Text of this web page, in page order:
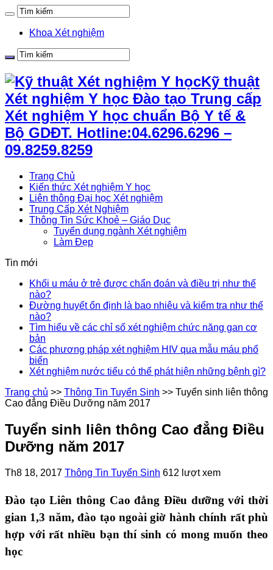
Khoa Xét nghiệm
Kỹ thuật
Xét nghiệm Y học Đào tạo Trung cấp
Xét nghiệm Y học chuẩn Bộ Y tế &
Bộ GDĐT. Hotline:04.6296.6296 –
09.8259.8259
Trang Chủ
Kiến thức Xét nghiệm Y học
Liên thông Đại học Xét nghiệm
Trung Cấp Xét Nghiệm
Thông Tin Sức Khoẻ – Giáo Dục
Tuyển dụng ngành Xét nghiệm
Làm Đẹp
Tin mới
Khối u máu ở trẻ được chẩn đoán và điều trị như thế
nào?
Đường huyết ổn định là bao nhiêu và kiểm tra như thế
nào?
Tìm hiểu về các chỉ số xét nghiệm chức năng gan cơ
bản
Các phương pháp xét nghiệm HIV qua mẫu máu phổ
biến
Xét nghiệm nước tiểu có thể phát hiện những bệnh gì?
Trang chủ >> Thông Tin Tuyển Sinh >> Tuyển sinh liên thông
Cao đẳng Điều Dưỡng năm 2017
Tuyển sinh liên thông Cao đẳng Điều
Dưỡng năm 2017
Th8 18, 2017 Thông Tin Tuyển Sinh 612 lượt xem
Đào tạo Liên thông Cao đẳng Điều dưỡng với thời
gian 1,3 năm, đào tạo ngoài giờ hành chính rất phù
hợp với rất nhiều bạn thí sinh có mong muốn theo
học